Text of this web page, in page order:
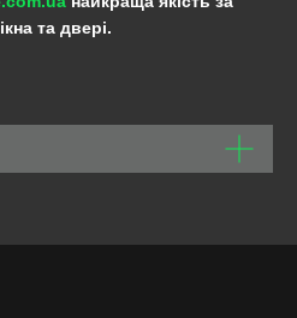
та двері.